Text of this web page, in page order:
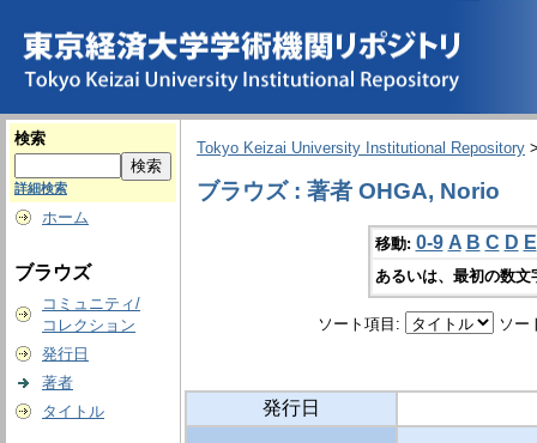
検索
詳細検索
ホーム
ブラウズ
コミュニティ/
コレクション
発行日
著者
タイトル
Tokyo Keizai University Institutional Repository
ブラウズ : 著者 OHGA, Norio
移動: 0-9 A B C D E
あるいは、最初の数
ソート項目: ソー
発行日